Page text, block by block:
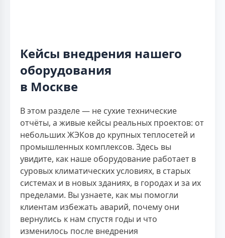
Кейсы внедрения нашего
оборудования
в Москве
В этом разделе — не сухие технические
отчёты, а живые кейсы реальных проектов: от
небольших ЖЭКов до крупных теплосетей и
промышленных комплексов. Здесь вы
увидите, как наше оборудование работает в
суровых климатических условиях, в старых
системах и в новых зданиях, в городах и за их
пределами. Вы узнаете, как мы помогли
клиентам избежать аварий, почему они
вернулись к нам спустя годы и что
изменилось после внедрения